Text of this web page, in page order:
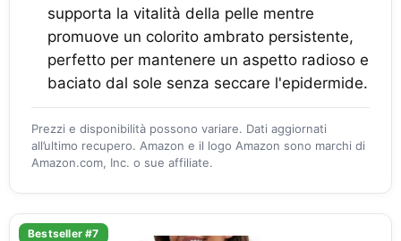
supporta la vitalità della pelle mentre
promuove un colorito ambrato persistente,
perfetto per mantenere un aspetto radioso e
baciato dal sole senza seccare l'epidermide.
Prezzi e disponibilità possono variare. Dati aggiornati
all’ultimo recupero. Amazon e il logo Amazon sono marchi di
Amazon.com, Inc. o sue affiliate.
Bestseller #7